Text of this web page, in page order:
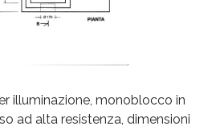
illuminazione, monoblocco in
ad alta resistenza, dimensioni